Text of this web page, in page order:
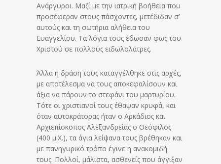
Ανάργυροι. Μαζί με την ιατρική βοήθεια που
προσέφεραν στους πάσχοντες, μετέδιδαν σ’
αυτούς και τη σωτήρια αλήθεια του
Ευαγγελίου. Τα λόγια τους έδωσαν φως του
Χριστού σε πολλούς ειδωλολάτρες.
Άλλα η δράση τους καταγγέλθηκε στις αρχές,
με αποτέλεσμα να τους αποκεφαλίσουν και
άξια να πάρουν το στεφάνι του μαρτυρίου.
Τότε οι χριστιανοί τους έθαψαν κρυφά, και
όταν αυτοκράτορας ήταν ο Αρκάδιος και
Αρχιεπίσκοπος Αλεξανδρείας ο Θεόφιλος
(400 μ.Χ.), τα άγια λείψανα τους βρέθηκαν και
με πανηγυρικό τρόπο έγινε η ανακομιδή
τους. Πολλοί, μάλιστα, ασθενείς που άγγιξαν